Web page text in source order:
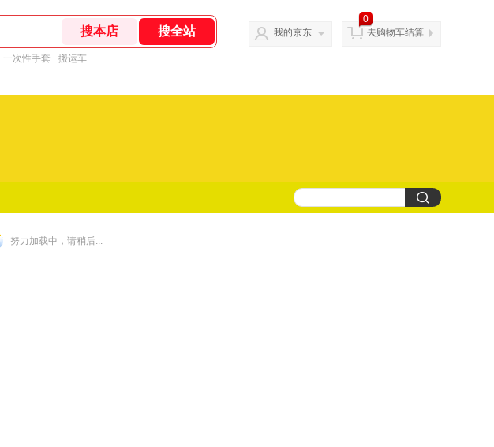
一次性手套 搬运车
我的京东
0
去购物车结算
努力加载中，请稍后...